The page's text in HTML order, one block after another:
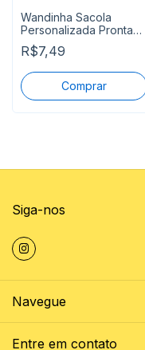
Wandinha Sacola
Personalizada Pronta
Entrega
R$7,49
Siga-nos
Navegue
Entre em contato